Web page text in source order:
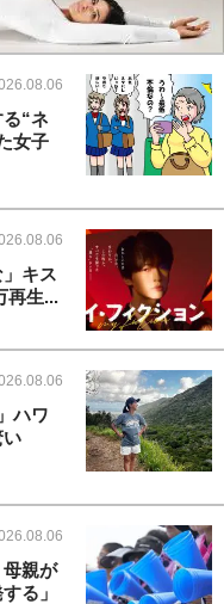
“ネ
女子
」キス
再生...
ハワ
い
親が
る」